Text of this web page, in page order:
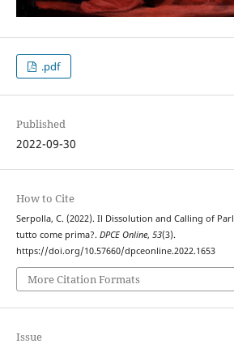
.pdf
Published
2022-09-30
How to Cite
Serpolla, C. (2022). Il Dissolution and Calling of
tutto come prima?. DPCE Online, 53(3).
https://doi.org/10.57660/dpceonline.2022.1653
More Citation Formats
Issue